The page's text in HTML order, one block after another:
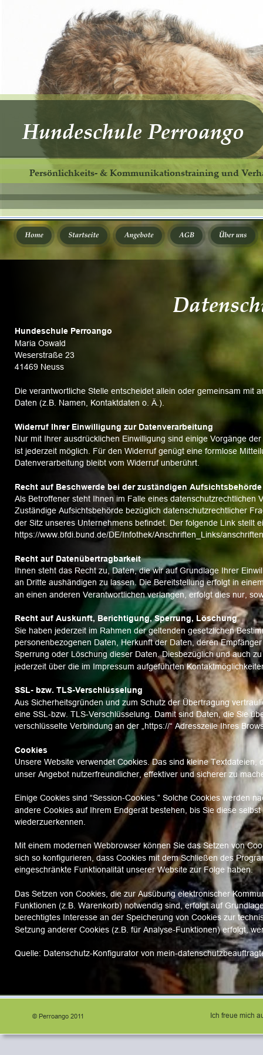
Persönlichkeits- & Kommunikationstraining und
© Perroango 2011
Hundeschule Perroango
Hundeschule Perroango
Maria Oswald
Weserstraße 23
41469 Neuss
Die verantwortliche Stelle entscheidet allein oder gemeinsam
Daten (z.B. Namen, Kontaktdaten o. Ä.).
Widerruf Ihrer Einwilligung zur Datenverarbeitung
Nur mit Ihrer ausdrücklichen Einwilligung sind einige Vorgänge
ist jederzeit möglich. Für den Widerruf genügt eine formlose
Datenverarbeitung bleibt vom Widerruf unberührt.
Recht auf Beschwerde bei der zuständigen Aufsichtsbehörde
Als Betroffener steht Ihnen im Falle eines
Zuständige Aufsichtsbehörde bezüglich datenschutzrechtlicher
der Sitz unseres Unternehmens befindet. Der folgende Link
https://www.bfdi.bund.de/DE/Infothek/Anschriften_Links/
Recht auf Datenübertragbarkeit
Ihnen steht das Recht zu, Daten, die wir auf Grundlage Ihrer
an Dritte aushändigen zu lassen. Die Bereitstellung erfolgt in
an einen anderen Verantwortlichen verlangen, erfolgt dies nur,
Recht auf Auskunft, Berichtigung, Sperrung, Löschung
Sie haben jederzeit im Rahmen der geltenden gesetzlichen
personenbezogenen Daten, Herkunft der Daten, deren
Sperrung oder Löschung dieser Daten. Diesbezüglich und auch
jederzeit über die im Impressum aufgeführten
SSL- bzw. TLS-Verschlüsselung
Aus Sicherheitsgründen und zum Schutz der Übertragung
eine SSL-bzw. TLS-Verschlüsselung. Damit sind Daten, die Sie
verschlüsselte Verbindung an der „https://“ Adresszeile Ihres
Cookies
Unsere Website verwendet Cookies. Das sind kleine
unser Angebot nutzerfreundlicher, effektiver und sicherer zu
Einige Cookies sind “Session-Cookies.” Solche Cookies werden
andere Cookies auf Ihrem Endgerät bestehen, bis Sie diese
wiederzuerkennen.
Mit einem modernen Webbrowser können Sie das Setzen von
sich so konfigurieren, dass Cookies mit dem Schließen des
eingeschränkte Funktionalität unserer Website zur Folge haben.
Das Setzen von Cookies, die zur Ausübung elektronischer
Funktionen (z.B. Warenkorb) notwendig sind, erfolgt auf
berechtigtes Interesse an der Speicherung von Cookies zur
Setzung anderer Cookies (z.B. für Analyse-Funktionen) erfolgt,
Quelle: Datenschutz-Konfigurator von mein-
Ich freue mich